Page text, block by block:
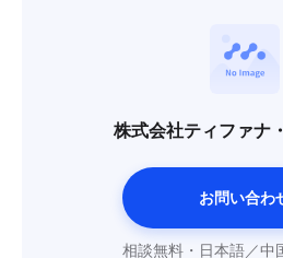
株式会社ティファナ
お問い合わ
相談無料・日本語／中